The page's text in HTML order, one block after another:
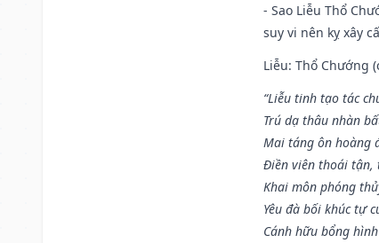
- Sao Liễu Thổ
suy vi nên kỵ xây
Liễu: Thổ Chướng
“Liễu tinh tạo tác
Trú dạ thâu nhàn
Mai táng ôn hoàng
Điền viên thoái tận,
Khai môn phóng
Yêu đà bối khúc tự
Cánh hữu bổng